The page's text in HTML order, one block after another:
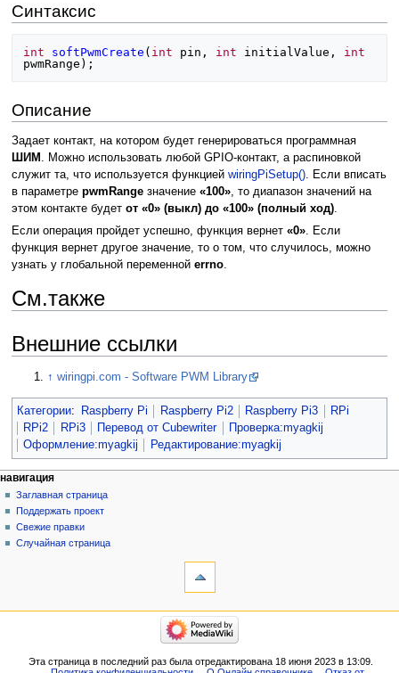
Синтаксис
int softPwmCreate ( int pin , int initialValue ,
int
pwmRange );
Описание
Задает контакт, на котором будет генерироваться программная
ШИМ
. Можно использовать любой GPIO-контакт, а распиновкой
служит та, что используется функцией wiringPiSetup(). Если вписать
в параметре pwmRangeзначение «100», то диапазон значений на
этом контакте будет от «0» (выкл) до «100» (полный ход).
Если операция пройдет успешно, функция вернет «0». Если
функция вернет другое значение, то о том, что случилось, можно
узнать у глобальной переменной errno.
См.также
Внешние ссылки
↑ wiringpi.com - Software PWM Library
Категории: Raspberry Pi Raspberry Pi2 Raspberry Pi3
RPi
RPi2
RPi3 Перевод от Сubewriter
Проверка:myagkij
Оформление:myagkij
Редактирование:myagkij
навигация
Заглавная страница
Поддержать проект
Свежие правки
Случайная страница
Эта страница в последний раз была отредактирована 18 июня 2023 в 13:09.